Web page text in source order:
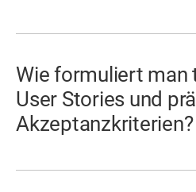
Wie formuliert man
User Stories und
Akzeptanzkriterien?